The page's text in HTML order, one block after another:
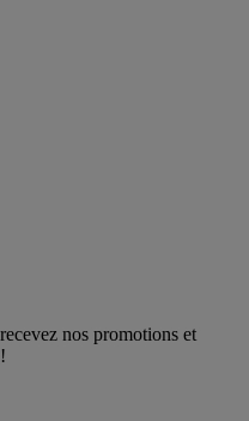
nos promotions et